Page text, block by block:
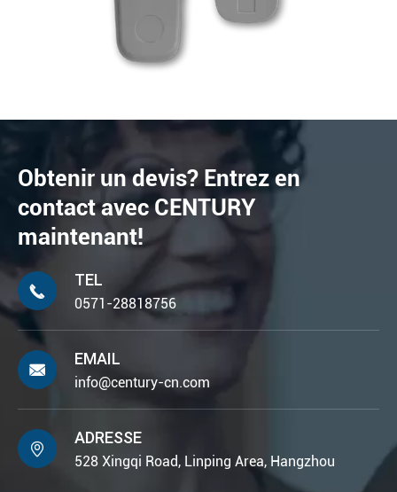
Obtenir un devis? Entrez en
contact avec CENTURY
maintenant!

TEL
0571-28818756

EMAIL
info@century-cn.com

ADRESSE
528 Xingqi Road, Linping Area, Hangzhou